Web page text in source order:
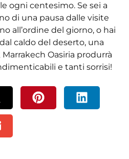
ogni centesimo. Se sei a
di una pausa dalle visite
all’ordine del giorno, o hai
caldo del deserto, una
Oasiria produrrà
e tanti sorrisi!